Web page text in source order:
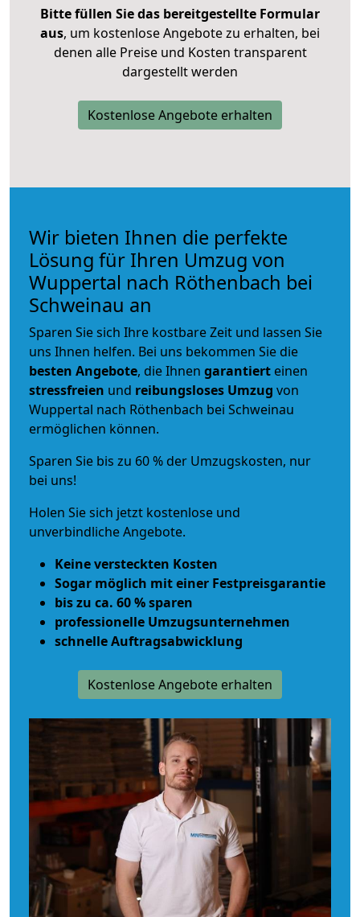
Bitte füllen Sie das bereitgestellte Formular
aus, um kostenlose Angebote zu erhalten, bei
denen alle Preise und Kosten transparent
dargestellt werden
Kostenlose Angebote erhalten
Wir bieten Ihnen die perfekte
Lösung für Ihren Umzug von
Wuppertal nach Röthenbach bei
Schweinau an
Sparen Sie sich Ihre kostbare Zeit und lassen Sie
uns Ihnen helfen. Bei uns bekommen Sie die
besten Angebote, die Ihnen garantiert einen
stressfreien und reibungsloses Umzug von
Wuppertal nach Röthenbach bei Schweinau
ermöglichen können.
Sparen Sie bis zu 60 % der Umzugskosten, nur
bei uns!
Holen Sie sich jetzt kostenlose und
unverbindliche Angebote.
Keine versteckten Kosten
Sogar möglich mit einer Festpreisgarantie
bis zu ca. 60 % sparen
professionelle Umzugsunternehmen
schnelle Auftragsabwicklung
Kostenlose Angebote erhalten